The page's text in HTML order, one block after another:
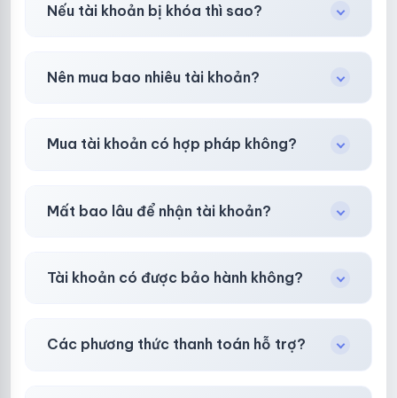
ưu tiên chất lượng, bảo hành hơn là giá rẻ nhất.
Nếu tài khoản bị khóa thì sao?
trợ đổi mới hoặc hoàn 100%.
Nên mua bao nhiêu tài khoản?
phòng.
Mua tài khoản có hợp pháp không?
ràng trước khi bạn mua.
Mất bao lâu để nhận tài khoản?
toán thành công.
Tài khoản có được bảo hành không?
sách công khai.
Các phương thức thanh toán hỗ trợ?